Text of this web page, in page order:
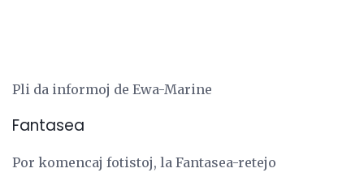
Pli da informoj de Ewa-Marine
Fantasea
Por komencaj fotistoj, la Fantasea-retejo